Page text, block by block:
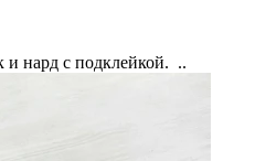
нард с подклейкой. ..